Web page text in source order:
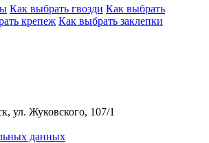
Как выбрать гвозди Как выбрать
крепеж Как выбрать заклепки
ул. Жуковского, 107/1
данных